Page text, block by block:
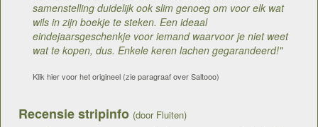
samenstelling duidelijk ook slim genoeg om voor elk wat
wils in zijn boekje te steken. Een ideaal
eindejaarsgeschenkje voor iemand waarvoor je niet weet
wat te kopen, dus. Enkele keren lachen gegarandeerd!"
Klik hier voor het origineel (zie paragraaf over Saltooo)
Recensie stripinfo (door Fluiten)